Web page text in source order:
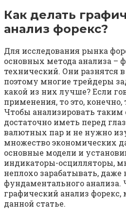
Как делать
анализ форекс?
Для исследования рынка
основных метода анализа –
технический. Они разнятся
поэтому многие трейдеры
какой из них лучше? Если
применения, то это,
Чтобы анализировать таким
достаточно иметь перед
валютных пар и не нужно
множество экономических
основные модели и
индикаторы-осцилляторы,
неплохо зарабатывать, даже
фундаментального анализа.
графический анализ
данной статье.